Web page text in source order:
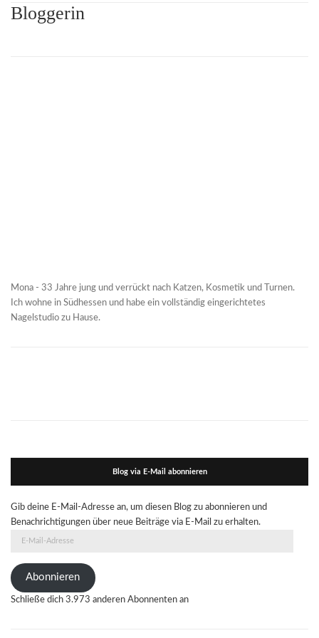
Bloggerin
Mona - 33 Jahre jung und verrückt nach Katzen, Kosmetik und Turnen.
Ich wohne in Südhessen und habe ein vollständig eingerichtetes
Nagelstudio zu Hause.
Blog via E-Mail abonnieren
Gib deine E-Mail-Adresse an, um diesen Blog zu abonnieren und
Benachrichtigungen über neue Beiträge via E-Mail zu erhalten.
Adresse
Abonnieren
Schließe dich 3.973 anderen Abonnenten an